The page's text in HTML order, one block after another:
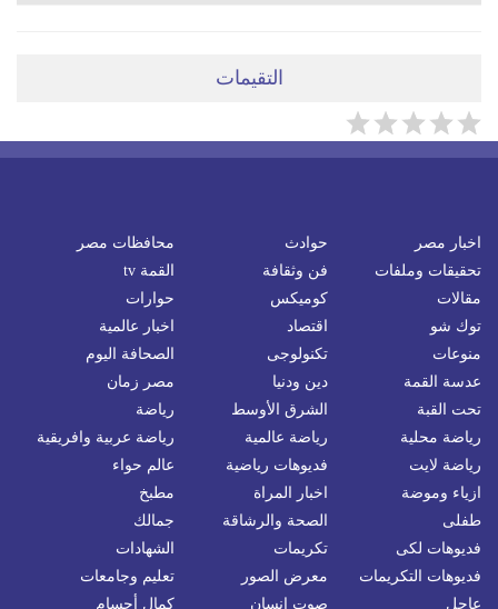
التقيمات
اخبار مصر حوادث
محافظات مصر
تحقيقات وملفات
فن وثقافة
القمة tv
مقالات
كوميكس
حوارات
توك شو
اقتصاد
اخبار عالمية
منوعات
تكنولوجى
الصحافة اليوم
عدسة القمة
دين ودنيا
مصر زمان
تحت القبة
الشرق الأوسط
رياضة
رياضة محلية
رياضة عالمية
رياضة عربية وافريقية
رياضة لايت
فديوهات رياضية
عالم حواء
ازياء وموضة
اخبار المراة
مطبخ
طفلى
الصحة والرشاقة
جمالك
فديوهات لكى
تكريمات
الشهادات
فديوهات التكريمات
معرض الصور
تعليم وجامعات
عاجل
صوت إنسان كمال أجسام